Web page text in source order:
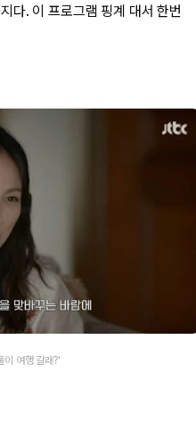
다. 이 프로그램 핑계 대서 한번
여행 갈래?'